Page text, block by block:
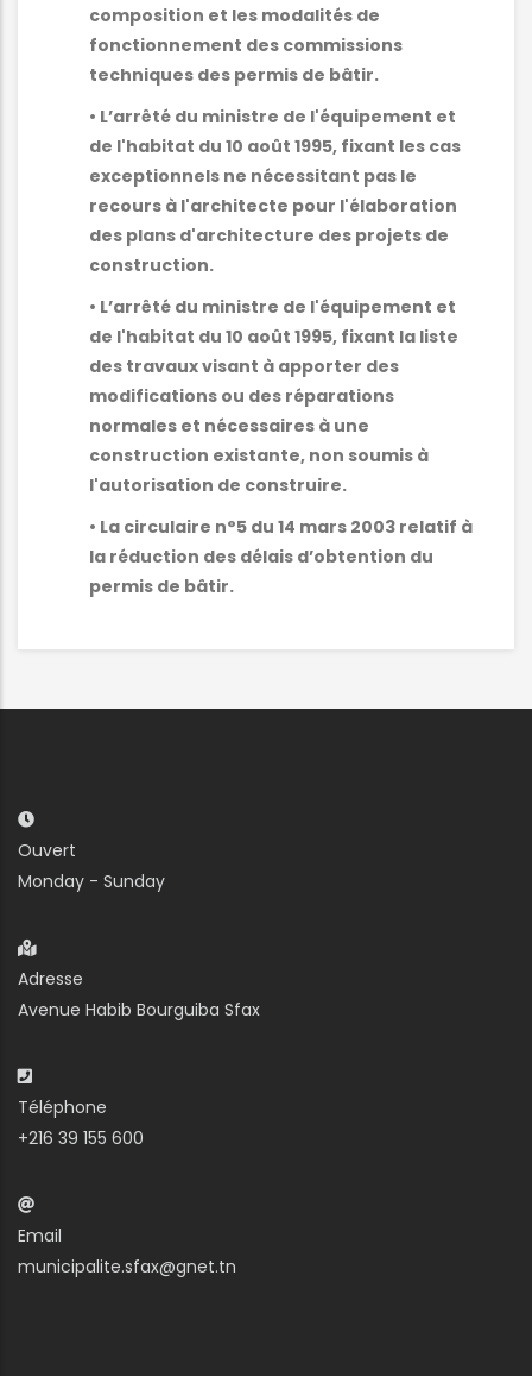
composition et les modalités de
fonctionnement des commissions
techniques des permis de bâtir.
• L’arrêté du ministre de l'équipement et
de l'habitat du 10 août 1995, fixant les cas
exceptionnels ne nécessitant pas le
recours à l'architecte pour l'élaboration
des plans d'architecture des projets de
construction.
• L’arrêté du ministre de l'équipement et
de l'habitat du 10 août 1995, fixant la liste
des travaux visant à apporter des
modifications ou des réparations
normales et nécessaires à une
construction existante, non soumis à
l'autorisation de construire.
• La circulaire n°5 du 14 mars 2003 relatif à
la réduction des délais d’obtention du
permis de bâtir.
Ouvert
Monday - Sunday
Adresse
Avenue Habib Bourguiba Sfax
Téléphone
+216 39 155 600
Email
municipalite.sfax@gnet.tn